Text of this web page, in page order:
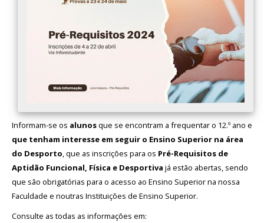
Informam-se os alunosque se encontram a frequentar o 12.º ano e
que tenham interesse em seguir o Ensino Superior na área
do Desporto, que as inscrições para os Pré-Requisitos de
Aptidão Funcional, Física e Desportiva já estão abertas, sendo
que são obrigatórias para o acesso ao Ensino Superior na nossa
Faculdade e noutras Instituições de Ensino Superior.
Consulte as todas as informações em: